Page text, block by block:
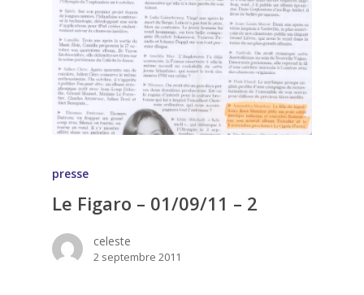
presse
Le Figaro – 01/09/11 – 2
celeste
2 septembre 2011